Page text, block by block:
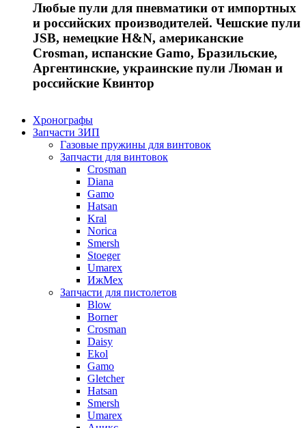
Любые пули для пневматики от импортных
и российских производителей. Чешские пули
JSB, немецкие H&N, американские
Crosman, испанские Gamo, Бразильские,
Аргентинские, украинские пули Люман и
российские Квинтор
Хронографы
Запчасти ЗИП
Газовые пружины для винтовок
Запчасти для винтовок
Crosman
Diana
Gamo
Hatsan
Kral
Norica
Smersh
Stoeger
Umarex
ИжМех
Запчасти для пистолетов
Blow
Borner
Crosman
Daisy
Ekol
Gamo
Gletcher
Hatsan
Smersh
Umarex